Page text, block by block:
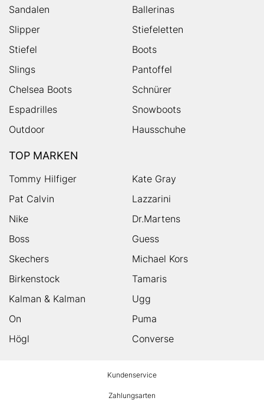
Sandalen
Ballerinas
Slipper
Stiefeletten
Stiefel
Boots
Slings
Pantoffel
Chelsea Boots
Schnürer
Espadrilles
Snowboots
Outdoor
Hausschuhe
TOP MARKEN
Tommy Hilfiger
Kate Gray
Pat Calvin
Lazzarini
Nike
Dr.Martens
Boss
Guess
Skechers
Michael Kors
Birkenstock
Tamaris
Kalman & Kalman
Ugg
On
Puma
Högl
Converse
Kundenservice
Zahlungsarten